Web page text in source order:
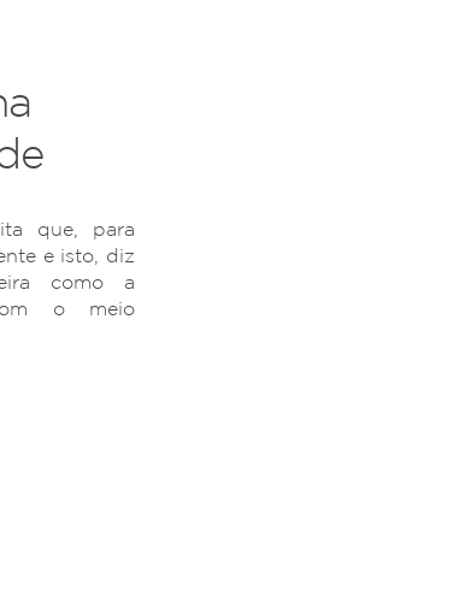
que, para
e isto, diz
como a
o meio